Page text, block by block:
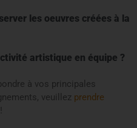
les oeuvres créées à la
artistique en équipe ?
à vos principales
veuillez prendre